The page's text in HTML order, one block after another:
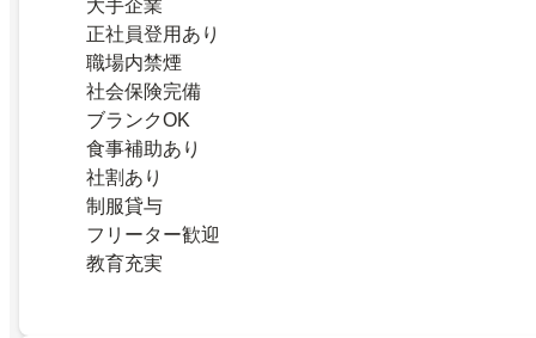
大手企業
正社員登用あり
職場内禁煙
社会保険完備
ブランクOK
食事補助あり
社割あり
制服貸与
フリーター歓迎
教育充実